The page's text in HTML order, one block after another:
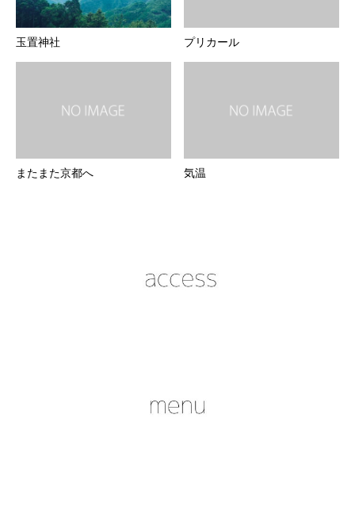
玉置神社 プリカール
またまた京都へ 気温